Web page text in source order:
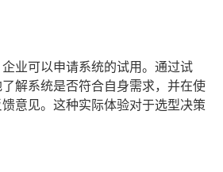
业可以申请系统的试用。通过试
解系统是否符合自身需求，并在使
意见。这种实际体验对于选型决策